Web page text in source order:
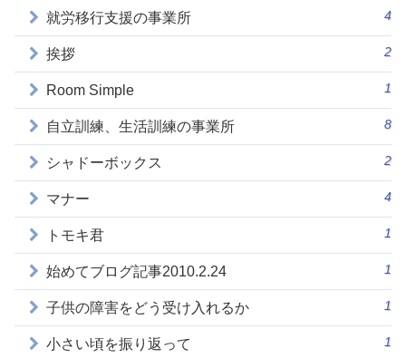
就労移行支援の事業所 4
挨拶 2
Room Simple 1
自立訓練、生活訓練の事業所 8
シャドーボックス 2
マナー 4
トモキ君 1
始めてブログ記事2010.2.24 1
子供の障害をどう受け入れるか 1
小さい頃を振り返って 1